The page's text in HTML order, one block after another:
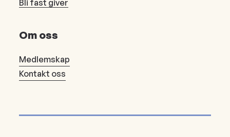
Bli fast giver
Om oss
Medlemskap
Kontakt oss